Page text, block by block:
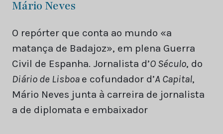
Mário Neves
O repórter que conta ao mundo «a
matança de Badajoz», em plena Guerra
Civil de Espanha. Jornalista d’O Século, do
Diário de Lisboa e cofundador d’A Capital,
Mário Neves junta à carreira de jornalista
a de diplomata e embaixador